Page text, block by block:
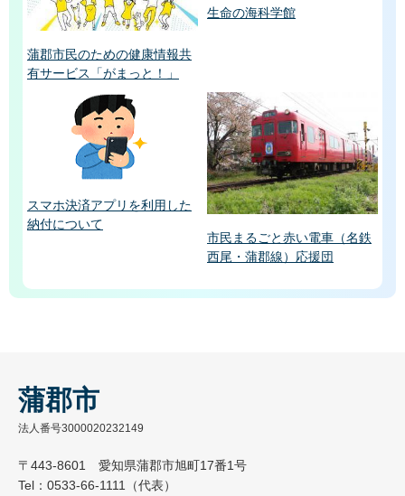
蒲郡市民のための健康情報共
有サービス「がまっと！」
生命の海科学館
スマホ決済アプリを利用した
納付について
市民まるごと赤い電車（名鉄
西尾・蒲郡線）応援団
蒲郡市
法人番号3000020232149
〒443-8601 愛知県蒲郡市旭町17番1号
Tel：0533-66-1111（代表）